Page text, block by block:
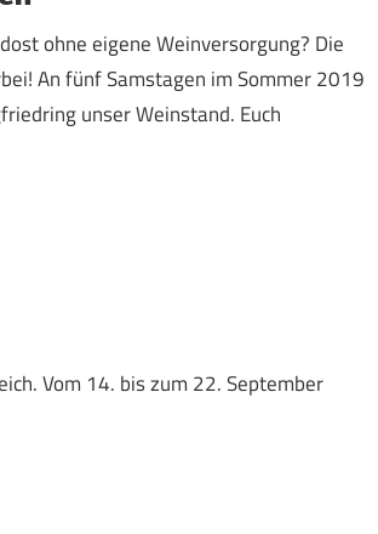
ohne eigene Weinversorgung? Die
An fünf Samstagen im Sommer 2019
unser Weinstand. Euch
Vom 14. bis zum 22. September